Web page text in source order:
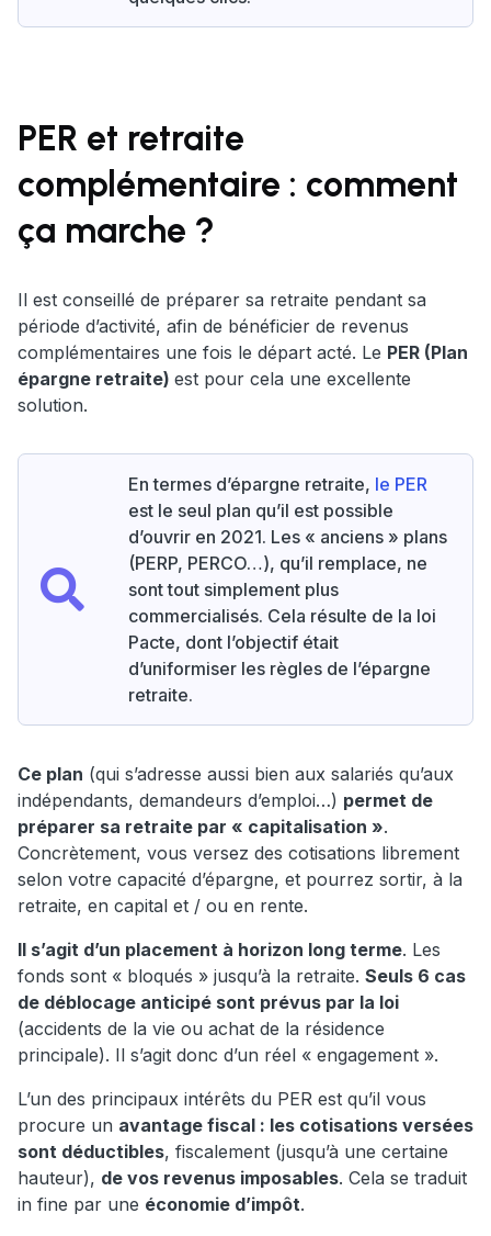
PER et retraite
complémentaire : comment
ça marche ?
Il est conseillé de préparer sa retraite pendant sa
période d’activité, afin de bénéficier de revenus
complémentaires une fois le départ acté. Le PER (Plan
épargne retraite) est pour cela une excellente
solution.
En termes d’épargne retraite, le PER
est le seul plan qu’il est possible
d’ouvrir en 2021. Les « anciens » plans
(PERP, PERCO…), qu’il remplace, ne
sont tout simplement plus
commercialisés. Cela résulte de la loi
Pacte, dont l’objectif était
d’uniformiser les règles de l’épargne
retraite.
Ce plan (qui s’adresse aussi bien aux salariés qu’aux
indépendants, demandeurs d’emploi…) permet de
préparer sa retraite par « capitalisation ».
Concrètement, vous versez des cotisations librement
selon votre capacité d’épargne, et pourrez sortir, à la
retraite, en capital et / ou en rente.
Il s’agit d’un placement à horizon long terme. Les
fonds sont « bloqués » jusqu’à la retraite. Seuls 6 cas
de déblocage anticipé sont prévus par la loi
(accidents de la vie ou achat de la résidence
principale). Il s’agit donc d’un réel « engagement ».
L’un des principaux intérêts du PER est qu’il vous
procure un avantage fiscal : les cotisations versées
sont déductibles, fiscalement (jusqu’à une certaine
hauteur), de vos revenus imposables. Cela se traduit
in fine par une économie d’impôt.